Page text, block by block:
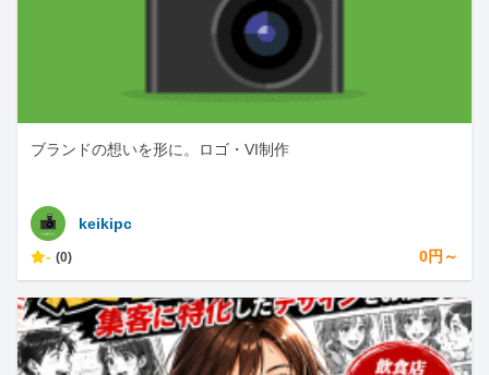
ブランドの想いを形に。ロゴ・VI制作
keikipc
- (0) 0円～